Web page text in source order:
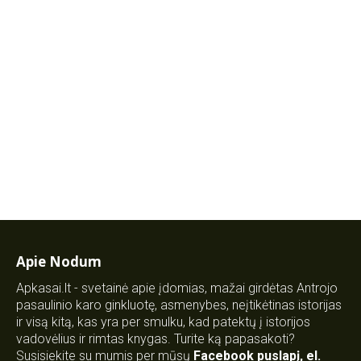
Apie Nodum
Apkasai.lt - svetainė apie įdomias, mažai girdėtas Antrojo
pasaulinio karo ginkluotę, asmenybes, neįtikėtinas istorijas
ir visą kitą, kas yra per smulku, kad patektų į istorijos
vadovėlius ir rimtas knygas. Turite ką papasakoti?
Susisiekite su mumis per mūsų Facebook puslapį, el.